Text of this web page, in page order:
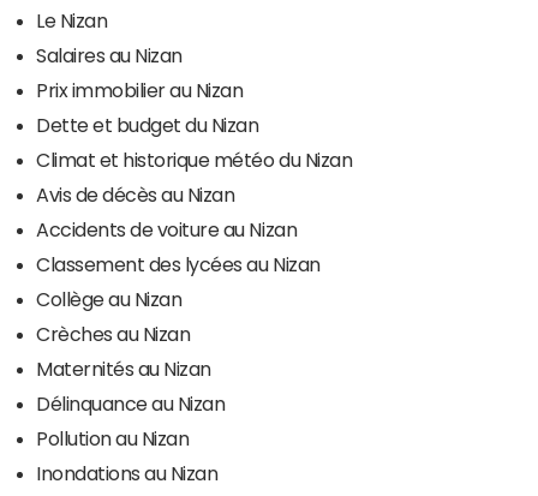
Le Nizan
Salaires au Nizan
Prix immobilier au Nizan
Dette et budget du Nizan
Climat et historique météo du Nizan
Avis de décès au Nizan
Accidents de voiture au Nizan
Classement des lycées au Nizan
Collège au Nizan
Crèches au Nizan
Maternités au Nizan
Délinquance au Nizan
Pollution au Nizan
Inondations au Nizan